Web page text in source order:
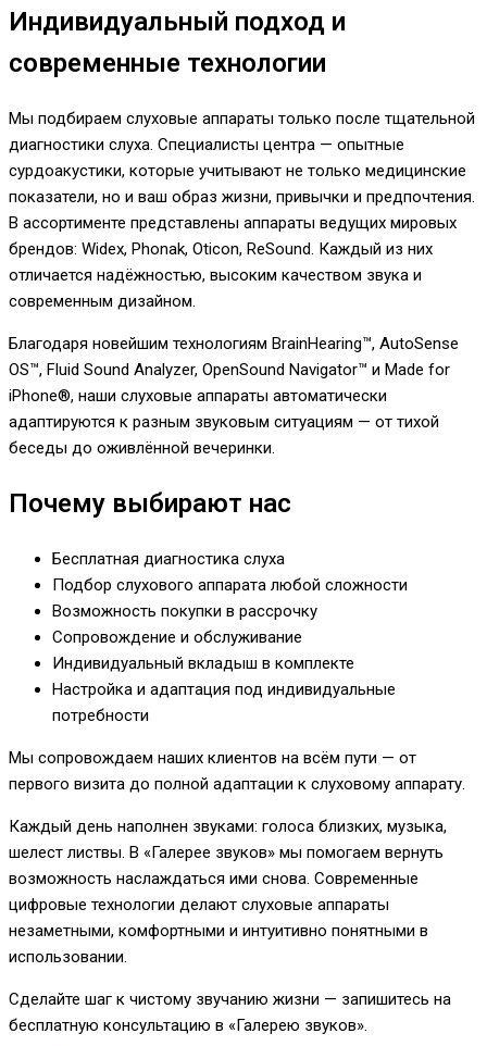
Индивидуальный подход и
современные технологии
Мы подбираем слуховые аппараты только после тщательной
диагностики слуха. Специалисты центра — опытные
сурдоакустики, которые учитывают не только медицинские
показатели, но и ваш образ жизни, привычки и предпочтения.
В ассортименте представлены аппараты ведущих мировых
брендов: Widex, Phonak, Oticon, ReSound. Каждый из них
отличается надёжностью, высоким качеством звука и
современным дизайном.
Благодаря новейшим технологиям BrainHearing™, AutoSense
OS™, Fluid Sound Analyzer, OpenSound Navigator™ и Made for
iPhone®, наши слуховые аппараты автоматически
адаптируются к разным звуковым ситуациям — от тихой
беседы до оживлённой вечеринки.
Почему выбирают нас
Бесплатная диагностика слуха
Подбор слухового аппарата любой сложности
Возможность покупки в рассрочку
Сопровождение и обслуживание
Индивидуальный вкладыш в комплекте
Настройка и адаптация под индивидуальные
потребности
Мы сопровождаем наших клиентов на всём пути — от
первого визита до полной адаптации к слуховому аппарату.
Каждый день наполнен звуками: голоса близких, музыка,
шелест листвы. В «Галерее звуков» мы помогаем вернуть
возможность наслаждаться ими снова. Современные
цифровые технологии делают слуховые аппараты
незаметными, комфортными и интуитивно понятными в
использовании.
Сделайте шаг к чистому звучанию жизни — запишитесь на
бесплатную консультацию в «Галерею звуков».